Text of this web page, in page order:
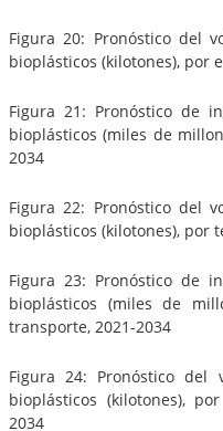
Figura 20: Pronóstico del
bioplásticos (kilotones), por
Figura 21: Pronóstico de
bioplásticos (miles de
2034
Figura 22: Pronóstico del
bioplásticos (kilotones), por
Figura 23: Pronóstico de
bioplásticos (miles de
transporte, 2021-2034
Figura 24: Pronóstico del
bioplásticos (kilotones),
2034